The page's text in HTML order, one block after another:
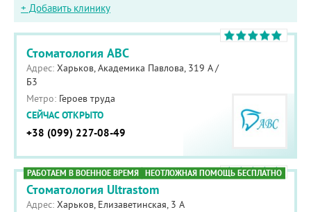
+ Добавить клинику
Стоматология ABC
Адрес: Харьков, Академика Павлова, 319 А /
Б3
Метро: Героев труда
СЕЙЧАС ОТКРЫТО
+38 (099) 227-08-49
Стоматология Ultrastom
Адрес: Харьков, Елизаветинская, 3 А
РАБОТАЕМ В ВОЕННОЕ ВРЕМЯ НЕОТЛОЖНАЯ ПОМОЩЬ БЕСПЛАТНО